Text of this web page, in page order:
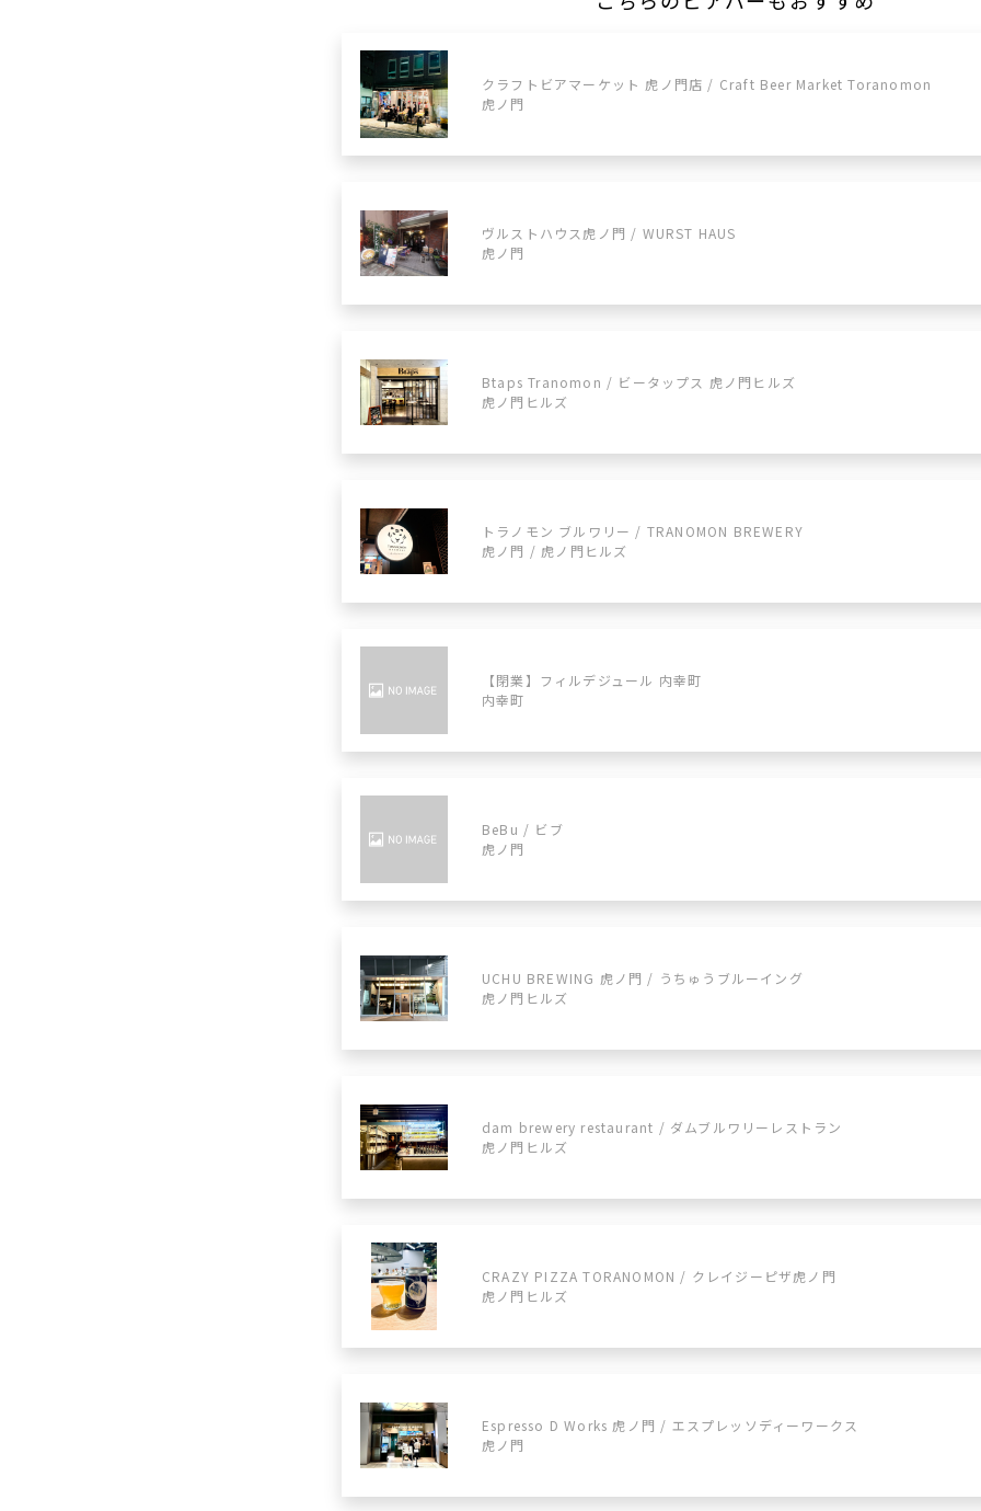
クラフトビアマーケット 虎ノ門店 / Craft Beer Market Toranomon
虎ノ門
ヴルストハウス虎ノ門 / WURST HAUS
虎ノ門
Btaps Tranomon / ビータップス 虎ノ門ヒルズ
虎ノ門ヒルズ
トラノモン ブルワリー / TRANOMON BREWERY
虎ノ門 / 虎ノ門ヒルズ
【閉業】フィルデジュール 内幸町
内幸町
BeBu / ビブ
虎ノ門
UCHU BREWING 虎ノ門 / うちゅうブルーイング
虎ノ門ヒルズ
dam brewery restaurant / ダムブルワリーレストラン
虎ノ門ヒルズ
CRAZY PIZZA TORANOMON / クレイジーピザ虎ノ門
虎ノ門ヒルズ
Espresso D Works 虎ノ門 / エスプレッソディーワークス
虎ノ門